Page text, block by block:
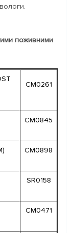
поживними
CM0261
CM0845
CM0898
SR0158
CM0471